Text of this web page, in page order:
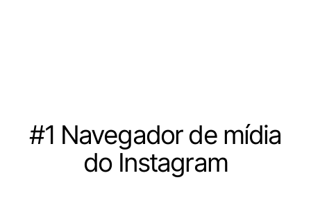
#1 Navegador de mídia
do Instagram